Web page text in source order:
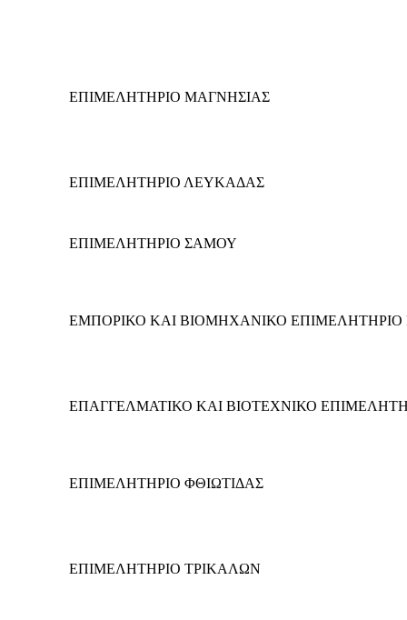
ΕΠΙΜΕΛΗΤΗΡΙΟ ΜΑΓΝΗΣΙΑΣ
ΕΠΙΜΕΛΗΤΗΡΙΟ ΛΕΥΚΑΔΑΣ
ΕΠΙΜΕΛΗΤΗΡΙΟ ΣΑΜΟΥ
ΕΜΠΟΡΙΚΟ ΚΑΙ ΒΙΟΜΗΧΑΝΙΚΟ
ΕΠΑΓΓΕΛΜΑΤΙΚΟ ΚΑΙ ΒΙΟΤΕΧΝΙΚΟ
ΕΠΙΜΕΛΗΤΗΡΙΟ ΦΘΙΩΤΙΔΑΣ
ΕΠΙΜΕΛΗΤΗΡΙΟ ΤΡΙΚΑΛΩΝ